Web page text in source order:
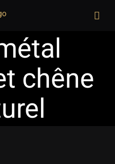
chêne